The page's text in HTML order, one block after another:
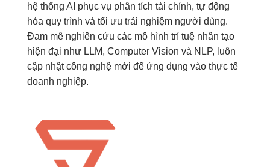
hệ thống AI phục vụ phân tích tài chính, tự động
hóa quy trình và tối ưu trải nghiệm người dùng.
Đam mê nghiên cứu các mô hình trí tuệ nhân tạo
hiện đại như LLM, Computer Vision và NLP, luôn
cập nhật công nghệ mới để ứng dụng vào thực tế
doanh nghiệp.